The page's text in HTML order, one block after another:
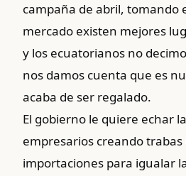
campaña de abril, tomando
mercado existen mejores
y los ecuatorianos no
nos damos cuenta que es
acaba de ser regalado.
El gobierno le quiere echar
empresarios creando trabas
importaciones para igualar